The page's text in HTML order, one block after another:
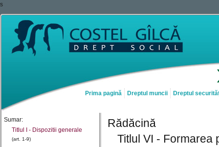
s
Prima pagină Dreptul muncii Dreptul
Sumar:
Titlul I - Dispozitii generale
(art. 1-9)
Rădăcină
Titlul VI - Formarea